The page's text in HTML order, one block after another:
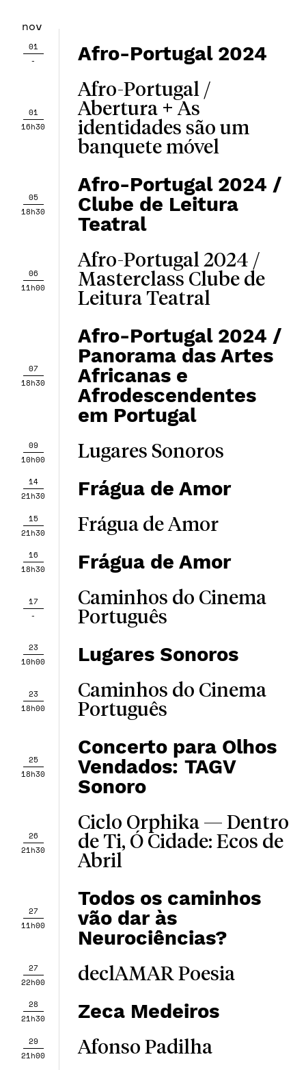
nov
01
-
Afro-Portugal 2024
01
16h30
Afro-Portugal /
Abertura + As
identidades são um
banquete móvel
05
18h30
Afro-Portugal 2024 /
Clube de Leitura
Teatral
06
11h00
Afro-Portugal 2024 /
Masterclass Clube de
Leitura Teatral
07
18h30
Afro-Portugal 2024 /
Panorama das Artes
Africanas e
Afrodescendentes
em Portugal
09
10h00
Lugares Sonoros
14
21h30
Frágua de Amor
15
21h30
Frágua de Amor
16
18h30
Frágua de Amor
17
-
Caminhos do Cinema
Português
23
10h00
Lugares Sonoros
23
18h00
Caminhos do Cinema
Português
25
18h30
Concerto para Olhos
Vendados: TAGV
Sonoro
26
21h30
Ciclo Orphika — ​​Dentro
de Ti, Ó Cidade: Ecos de
Abril
27
11h00
Todos os caminhos
vão dar às
Neurociências?
27
22h00
declAMAR Poesia
28
21h30
Zeca Medeiros
29
21h00
Afonso Padilha